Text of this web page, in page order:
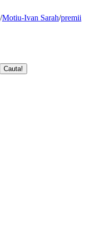
/Motiu-Ivan Sarah/premii